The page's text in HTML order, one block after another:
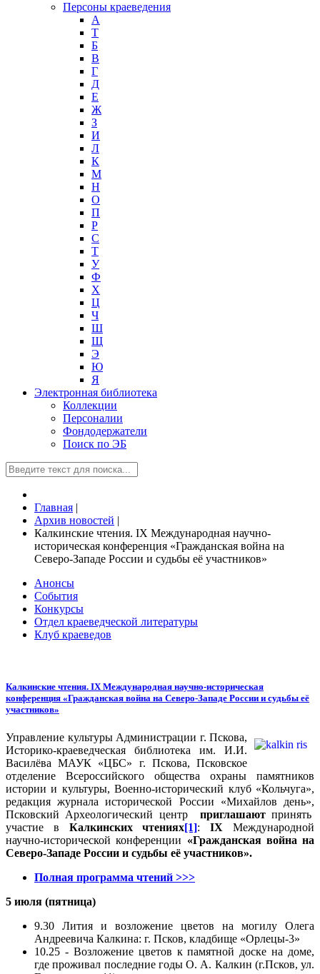
Персоны краеведения
А
T
Б
В
Г
Д
Е
Ж
З
И
Л
К
М
Н
О
П
Р
С
Т
У
Ф
Х
Ц
Ч
Ш
Щ
Э
Ю
Я
Электронная библиотека
Коллекции
Персоналии
Фондодержатели
Поиск по ЭБ
Главная |
Архив новостей |
Калкинские чтения. IX Международная научно-
историческая конференция «Гражданская война на
Северо-Западе России и судьбы её участников»
Анонсы
События
Конкурсы
Отдел краеведческой литературы
Клуб краеведов
Калкинские чтения. IX Международная научно-историческая
конференция «Гражданская война на Северо-Западе России и судьбы её
участников»
Управление культуры Администрации г. Пскова,
Историко-краеведческая библиотека им. И.И.
Василёва МАУК «ЦБС» г. Пскова, Псковское
отделение Всероссийского общества охраны памятников
истории и культуры, Военно-исторический клуб «Кольчуга»,
редакция журнала исторической России «Михайлов день»,
Псковский Археологический центр
приглашаютпринять
участие в Калкинских чтениях[1]:IX Международной
научно-исторической конференции «Гражданская война на
Северо-Западе России и судьбы её участников».
Полная программа чтений >>>
5 июля (пятница)
9.30 Лития и возложение цветов на могилу Олега
Андреевича Калкина: г. Псков, кладбище «Орлецы-3»
10.25 - Возложение цветов к памятной доске на доме,
где проживал последние годы О. А. Калкин (г.Псков, ул.